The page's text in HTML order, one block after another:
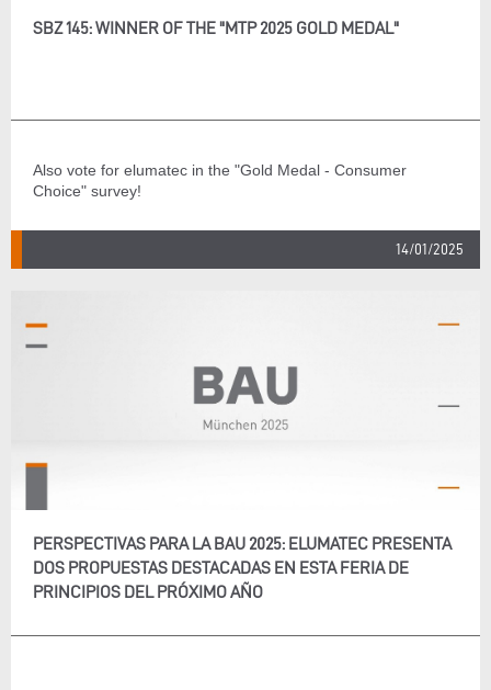
SBZ 145: WINNER OF THE "MTP 2025 GOLD MEDAL"
Also vote for elumatec in the "Gold Medal - Consumer
Choice" survey!
14/01/2025
PERSPECTIVAS PARA LA BAU 2025: ELUMATEC PRESENTA
DOS PROPUESTAS DESTACADAS EN ESTA FERIA DE
PRINCIPIOS DEL PRÓXIMO AÑO